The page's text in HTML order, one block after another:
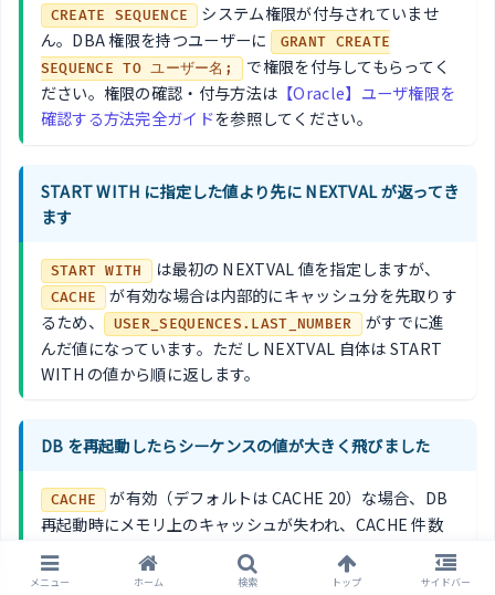
CREATE SEQUENCE
システム権限が付与されていませ
ん。DBA 権限を持つユーザーに
GRANT CREATE
SEQUENCE TO ユーザー名;
で権限を付与してもらってく
ださい。権限の確認・付与方法は 【Oracle】ユーザ権限を
確認する方法完全ガイドを参照してください。
START WITH に指定した値より先に NEXTVAL が返ってき
ます
START WITH は最初の NEXTVAL 値を指定しますが、
CACHE
が有効な場合は内部的にキャッシュ分を先取りす
るため、
USER_SEQUENCES.LAST_NUMBER
がすでに進
んだ値になっています。ただし NEXTVAL 自体は START
WITH の値から順に返します。
DB を再起動したらシーケンスの値が大きく飛びました
CACHE
が有効（デフォルトは CACHE 20）な場合、DB
再起動時にメモリ上のキャッシュが失われ、CACHE 件数
分の欠番が発生します。これは Oracle の仕様です。欠番
が許容できない場合は
NOCACHE
に変更しますが、パフ
メニュー ホーム 検索 トップ サイドバー